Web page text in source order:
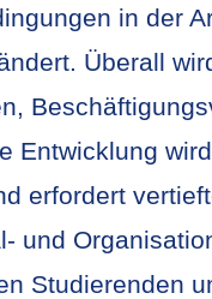
in der
Über­all
Ent­wick­lung
er­for­dert
und
Stu­die­ren­den